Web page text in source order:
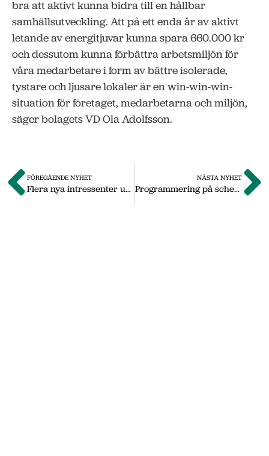
bra att aktivt kunna bidra till en hållbar
samhällsutveckling. Att på ett enda år av aktivt
letande av energitjuvar kunna spara 660.000 kr
och dessutom kunna förbättra arbetsmiljön för
våra medarbetare i form av bättre isolerade,
tystare och ljusare lokaler är en win-win-win-
situation för företaget, medarbetarna och miljön,
säger bolagets VD Ola Adolfsson.
FÖREGÅENDE NYHET
Flera nya intressenter under hösten
NÄSTA NYHET
Programmering på schemat för jullovsbarn